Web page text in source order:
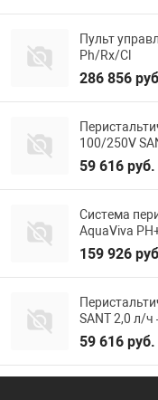
Пульт
Ph/Rx/Cl
286 856
100/250V
59 616 руб.
Система
AquaViva
159 926
SANT 2,0 л/ч
59 616 руб.